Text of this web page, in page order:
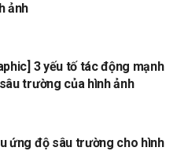
ảnh
3 yếu tố tác động mạnh
trường của hình ảnh
ứng độ sâu trường cho hình